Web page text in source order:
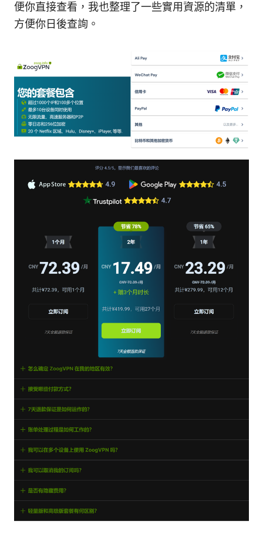
便你直接查看，我也整理了一些實用資源的清單，
方便你日後查詢。